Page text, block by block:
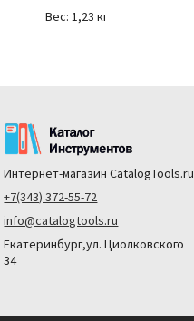
Вес: 1,23 кг
Интернет-магазин CatalogTools.ru
+7(343) 372-55-72
info@catalogtools.ru
Екатеринбург,ул. Циолковского
34